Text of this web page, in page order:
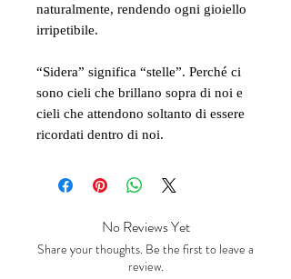
naturalmente, rendendo ogni gioiello
irripetibile.
“Sidera” significa “stelle”. Perché ci
sono cieli che brillano sopra di noi e
cieli che attendono soltanto di essere
ricordati dentro di noi.
No Reviews Yet
Share your thoughts. Be the first to leave a
review.